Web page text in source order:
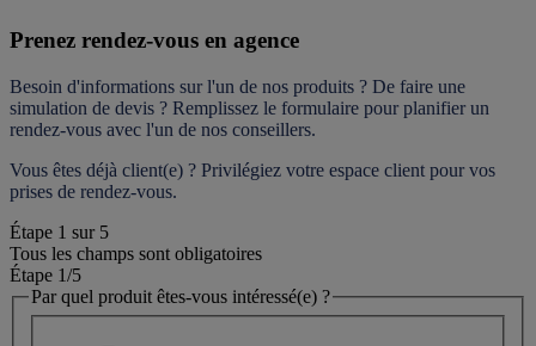
Prenez rendez-vous en agence
Besoin d'informations sur l'un de nos produits ? De faire une
simulation de devis ? Remplissez le formulaire pour planifier un
rendez-vous avec l'un de nos conseillers.
Vous êtes déjà client(e) ? Privilégiez votre espace client pour vos
prises de rendez-vous.
Étape 1 sur 5
Tous les champs sont obligatoires
Étape 1/5
Par quel produit êtes-vous intéressé(e) ?